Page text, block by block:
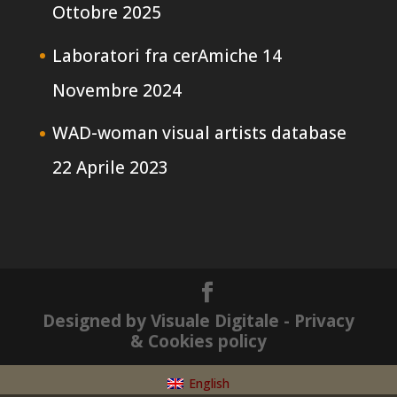
Ottobre 2025
Laboratori fra cerAmiche 14
Novembre 2024
WAD-woman visual artists database
22 Aprile 2023
Designed by Visuale Digitale - Privacy
& Cookies policy
English